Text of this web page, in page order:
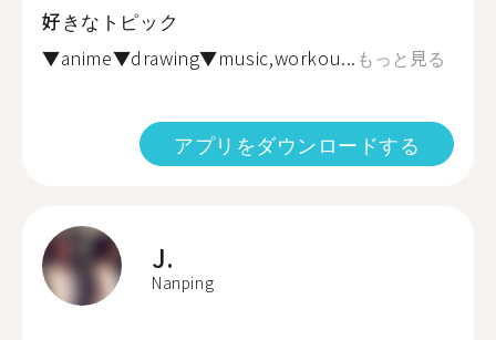
好きなトピック
▼anime▼drawing▼music,workou... もっと見る
アプリをダウンロードする
J.
Nanping